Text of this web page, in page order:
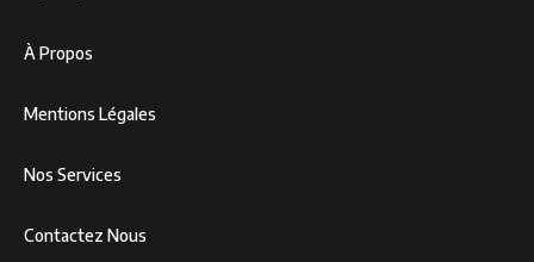
À Propos
Mentions Légales
Nos Services
Contactez Nous